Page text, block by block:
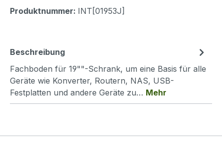
Produktnummer: INT[01953J]
Beschreibung
Fachboden für 19""-Schrank, um eine Basis für alle
Geräte wie Konverter, Routern, NAS, USB-
Festplatten und andere Geräte zu… Mehr